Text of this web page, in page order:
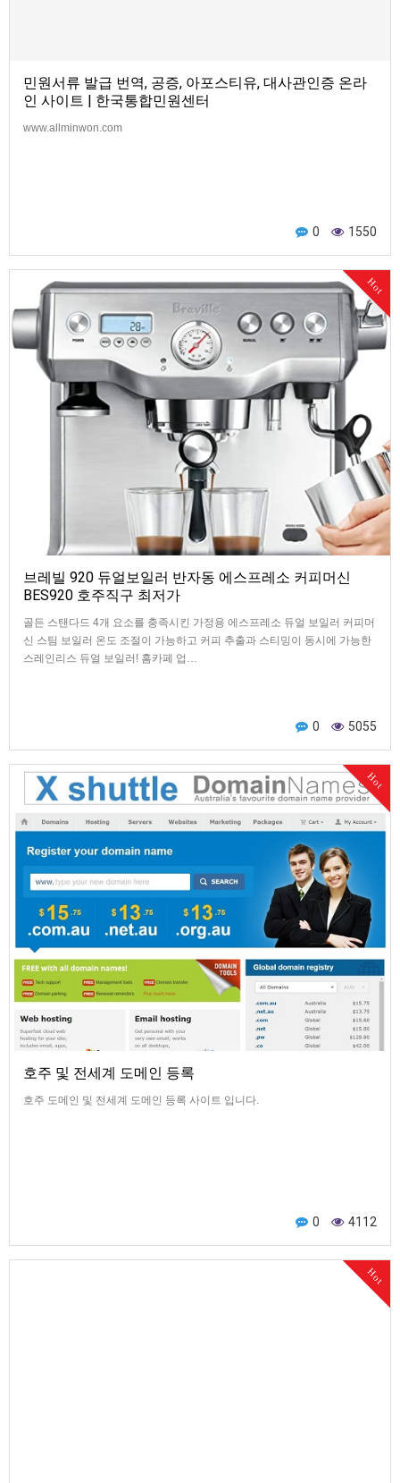
민원서류 발급 번역, 공증, 아포스티유, 대사관인증 온라
인 사이트 | 한국통합민원센터
www.allminwon.com
0 1550
Hot
브레빌 920 듀얼보일러 반자동 에스프레소 커피머신
BES920 호주직구 최저가
골든 스탠다드 4개 요소를 충족시킨 가정용 에스프레소 듀얼 보일러 커피머
신 스팀 보일러 온도 조절이 가능하고 커피 추출과 스티밍이 동시에 가능한
스레인리스 듀얼 보일러! 홈카페 업…
0 5055
Hot
호주 및 전세계 도메인 등록
호주 도메인 및 전세계 도메인 등록 사이트 입니다.
0 4112
Hot